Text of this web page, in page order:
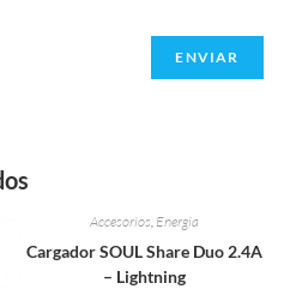
Accesorios, Energia
Cargador SOUL Share Duo 2.4A
– Lightning